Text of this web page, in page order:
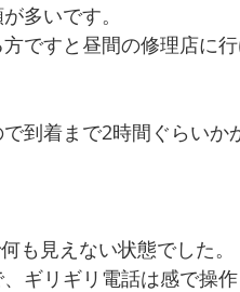
多いです。
ですと昼間の修理店に
到着まで2時間ぐらいか
も見えない状態でした。
ギリギリ電話は感で操